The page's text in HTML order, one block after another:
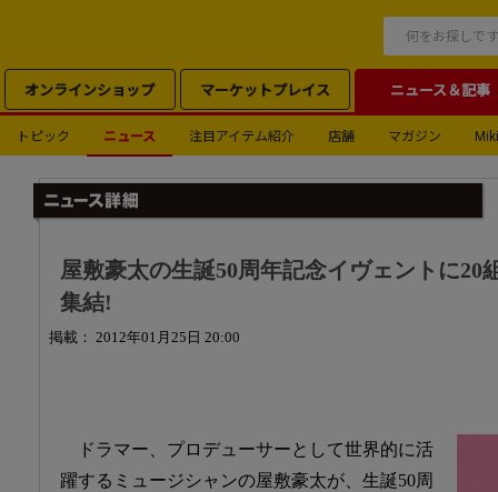
オンラインショップ マーケットプレイス ニュース＆記事
トピック ニュース 注目アイテム紹介 店舗 マガジン
屋敷豪太の生誕50周年記念イヴェントに20
集結!
掲載： 2012年01月25日 20:00
ドラマー、プロデューサーとして世界的に活
躍するミュージシャンの屋敷豪太が、生誕50周